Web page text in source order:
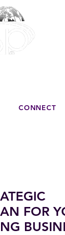
CONNECT
FOR